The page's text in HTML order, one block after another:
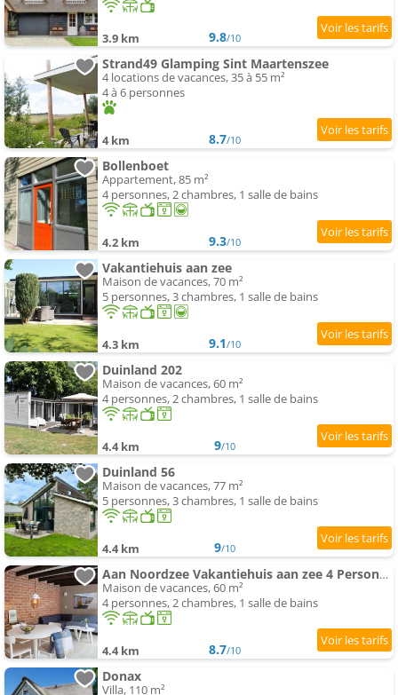
3.9 km 9.8/10
Strand49 Glamping Sint Maartenszee
4 locations de vacances, 35 à 55 m²
4 à 6 personnes
4 km 8.7/10
Bollenboet
Appartement, 85 m²
4 personnes, 2 chambres, 1 salle de bains
4.2 km 9.3/10
Vakantiehuis aan zee
Maison de vacances, 70 m²
5 personnes, 3 chambres, 1 salle de bains
4.3 km 9.1/10
Duinland 202
Maison de vacances, 60 m²
4 personnes, 2 chambres, 1 salle de bains
4.4 km 9/10
Duinland 56
Maison de vacances, 77 m²
5 personnes, 3 chambres, 1 salle de bains
4.4 km 9/10
Aan Noordzee Vakantiehuis aan zee 4 Personen
Maison de vacances, 60 m²
4 personnes, 2 chambres, 1 salle de bains
4.4 km 8.7/10
Donax
Villa, 110 m²